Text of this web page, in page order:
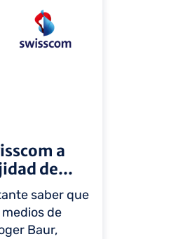
a
de...
saber que
de
Baur,